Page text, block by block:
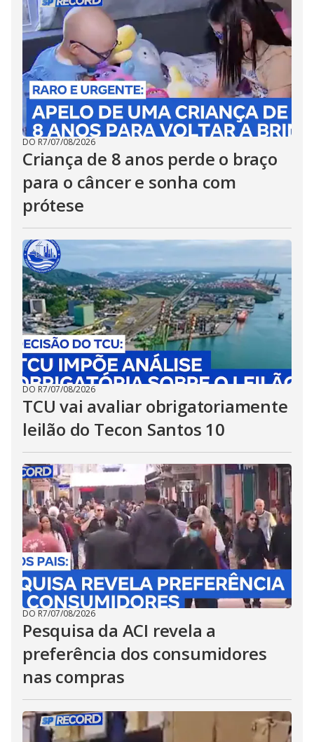
DO R7/07/08/2026
Criança de 8 anos perde o braço
para o câncer e sonha com
prótese
DO R7/07/08/2026
TCU vai avaliar obrigatoriamente
leilão do Tecon Santos 10
DO R7/07/08/2026
Pesquisa da ACI revela a
preferência dos consumidores
nas compras